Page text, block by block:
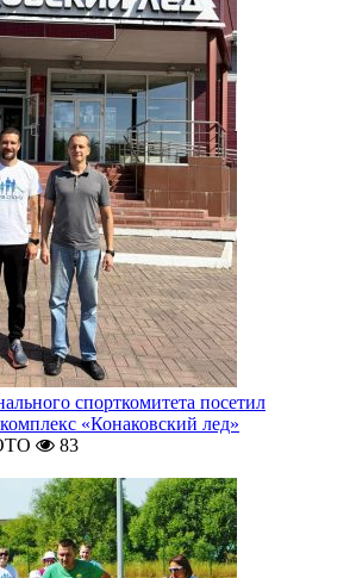
спорткомитета посетил
«Конаковский лед»
83